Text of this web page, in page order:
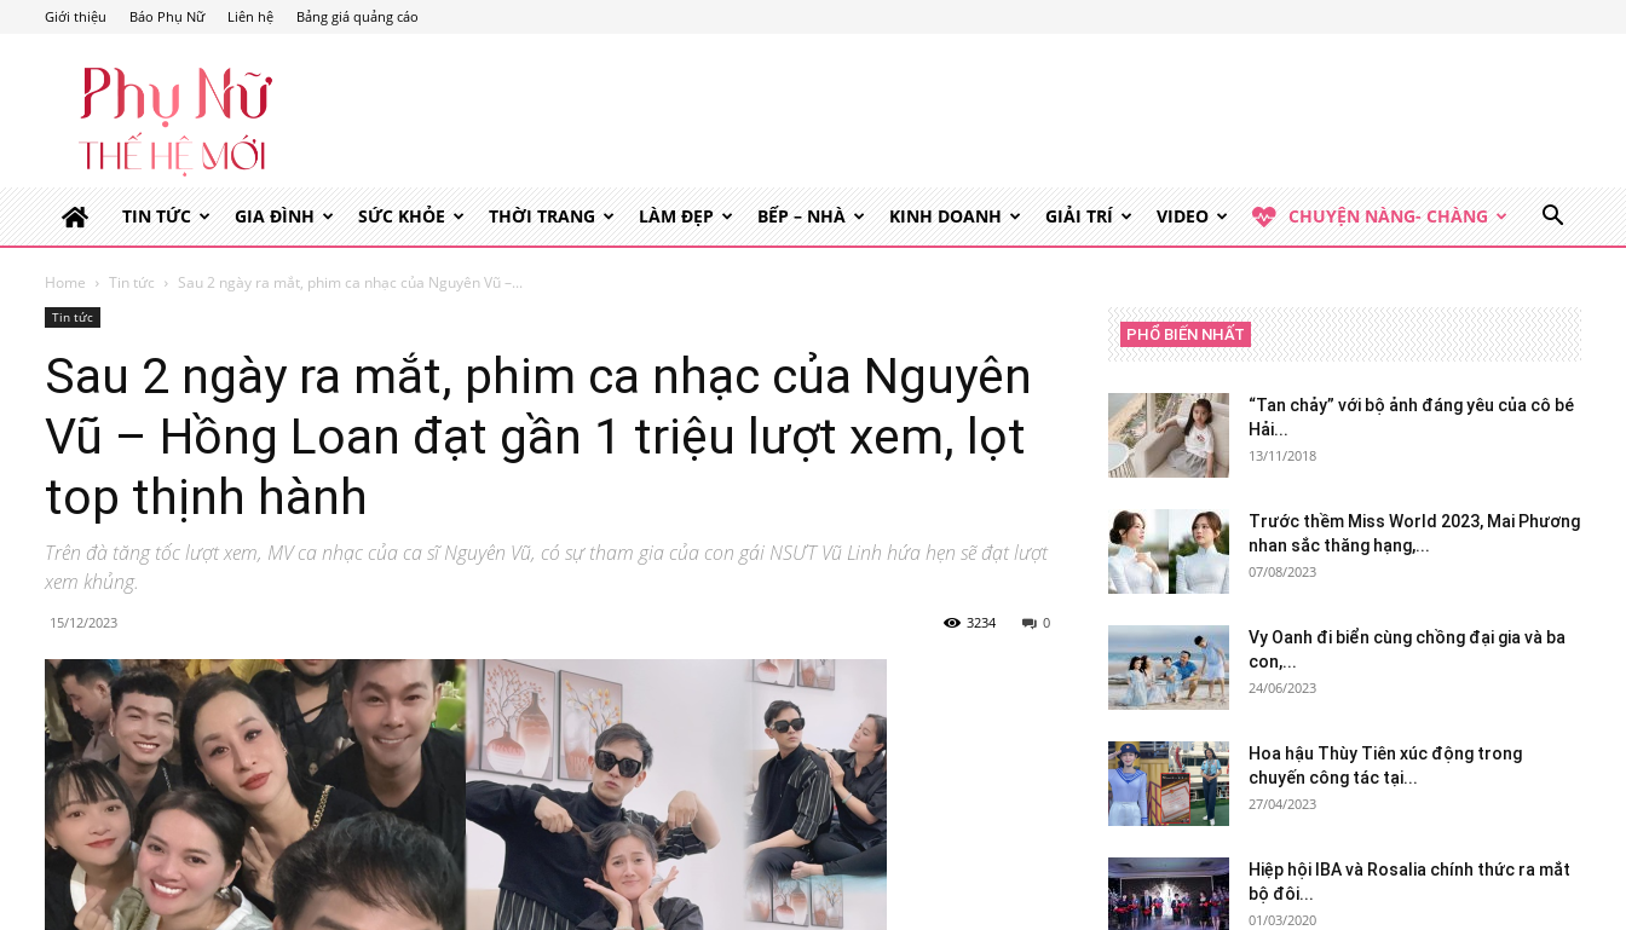
Giới thiệu Báo Phụ Nữ Liên hệ Bảng giá quảng cáo
Phụ
Nữ
Hệ
TIN TỨC
GIA ĐÌNH SỨC KHỎE THỜI TRANG LÀM ĐẸP BẾP – NHÀ KINH DOANH GIẢI TRÍ VIDEO CHUYỆN NÀNG- CHÀNG
Home Tin tức Sau 2 ngày ra mắt, phim ca nhạc của Nguyên Vũ –...
Tin tức
Sau 2 ngày ra mắt, phim ca nhạc của Nguyên
Vũ – Hồng Loan đạt gần 1 triệu lượt xem, lọt
top thịnh hành
Trên đà tăng tốc lượt xem, MV ca nhạc của ca sĩ Nguyên Vũ, có sự tham gia của con gái NSƯT Vũ Linh hứa hẹn sẽ đạt lượt
xem khủng.
15/12/2023 0
3234
PHỔ BIẾN NHẤT
“Tan chảy” với bộ ảnh đáng yêu của cô bé
Hải...
13/11/2018
Trước thềm Miss World 2023, Mai Phương
nhan sắc thăng hạng,...
07/08/2023
Vy Oanh đi biển cùng chồng đại gia và ba
con,...
24/06/2023
Hoa hậu Thùy Tiên xúc động trong
chuyến công tác tại...
27/04/2023
Hiệp hội IBA và Rosalia chính thức ra mắt
bộ đôi...
01/03/2020